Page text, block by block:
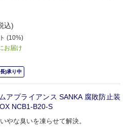
込)
(10%)
お届け
)承り中
アプライアンス SANKA 腐敗防止装
NCB1-B20-S
やな臭いを凍らせて解決。